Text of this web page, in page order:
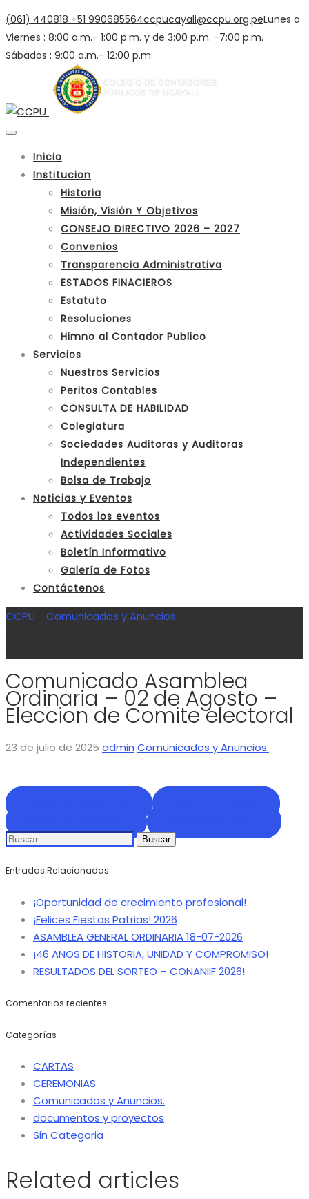
(061) 440818 +51 990685564ccpucayali@ccpu.org.peLunes a
Viernes : 8:00 a.m.- 1:00 p.m. y de 3:00 p.m. -7:00 p.m.
Sábados : 9:00 a.m.- 12:00 p.m.
Inicio
Institucion
Historia
Misión, Visión Y Objetivos
CONSEJO DIRECTIVO 2026 – 2027
Convenios
Transparencia Administrativa
ESTADOS FINACIEROS
Estatuto
Resoluciones
Himno al Contador Publico
Servicios
Nuestros Servicios
Peritos Contables
CONSULTA DE HABILIDAD
Colegiatura
Sociedades Auditoras y Auditoras
Independientes
Bolsa de Trabajo
Noticias y Eventos
Todos los eventos
Actividades Sociales
Boletín Informativo
Galería de Fotos
Contáctenos
CCPU Comunicados y Anuncios.
Comunicado Asamblea
Ordinaria – 02 de Agosto –
Eleccion de Comite electoral
23 de julio de 2025 admin Comunicados y Anuncios.
Buscar:
Entradas Relacionadas
¡Oportunidad de crecimiento profesional!
¡Felices Fiestas Patrias! 2026
ASAMBLEA GENERAL ORDINARIA 18-07-2026
¡46 AÑOS DE HISTORIA, UNIDAD Y COMPROMISO!
RESULTADOS DEL SORTEO – CONANIIF 2026!
Comentarios recientes
Categorías
CARTAS
CEREMONIAS
Comunicados y Anuncios.
documentos y proyectos
Sin Categoria
Related articles